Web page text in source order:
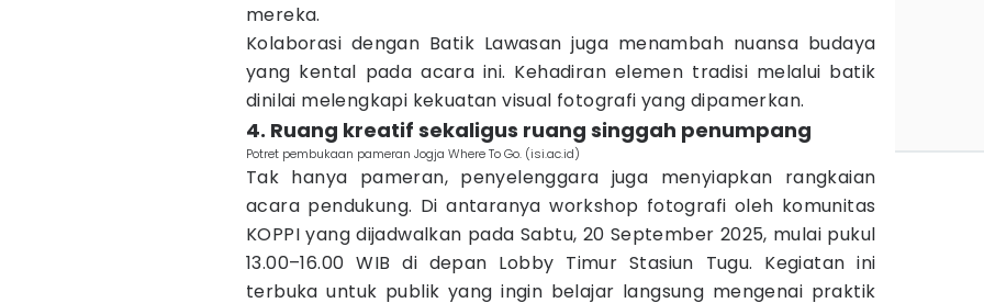
mereka.
Kolaborasi dengan Batik Lawasan juga menambah nuansa budaya
yang kental pada acara ini. Kehadiran elemen tradisi melalui batik
dinilai melengkapi kekuatan visual fotografi yang dipamerkan.
4. Ruang kreatif sekaligus ruang singgah penumpang
Potret pembukaan pameran Jogja Where To Go. (isi.ac.id)
Tak hanya pameran, penyelenggara juga menyiapkan rangkaian
acara pendukung. Di antaranya workshop fotografi oleh komunitas
KOPPI yang dijadwalkan pada Sabtu, 20 September 2025, mulai pukul
13.00–16.00 WIB di depan Lobby Timur Stasiun Tugu. Kegiatan ini
terbuka untuk publik yang ingin belajar langsung mengenai praktik